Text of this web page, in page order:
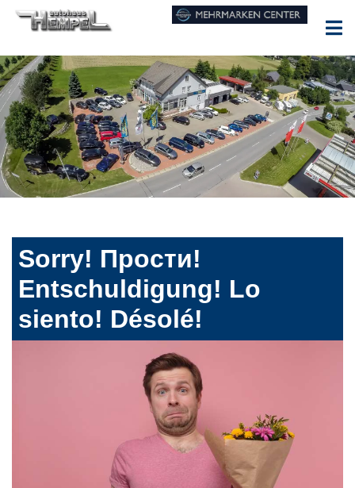
Sorry! Прости!
Entschuldigung! Lo
siento! Désolé!